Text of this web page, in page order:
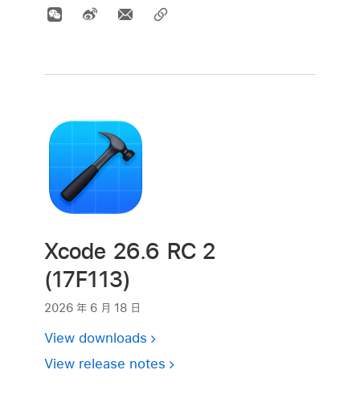
Xcode 26.6 RC 2
(17F113)
2026 年 6 月 18 日
View downloads
View release notes